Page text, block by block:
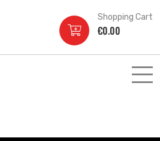
Shopping Cart
€0.00